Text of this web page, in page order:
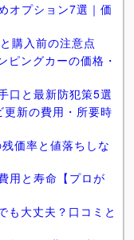
オプション7選｜価
購入前の注意点
ピングカーの価格・
口と最新防犯策5選
更新の費用・所要時
価率と値落ちしな
用と寿命【プロが
も大丈夫？口コミと